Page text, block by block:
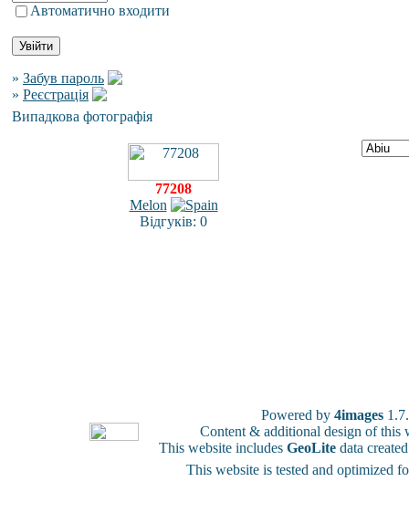
Автоматично входити
» Забув пароль
» Реєстрація
Випадкова фотографія
77208
Melon
Відгуків: 0
Powered by 4images
Content & additional design of
This website includes GeoLite data
This website is tested and optimized